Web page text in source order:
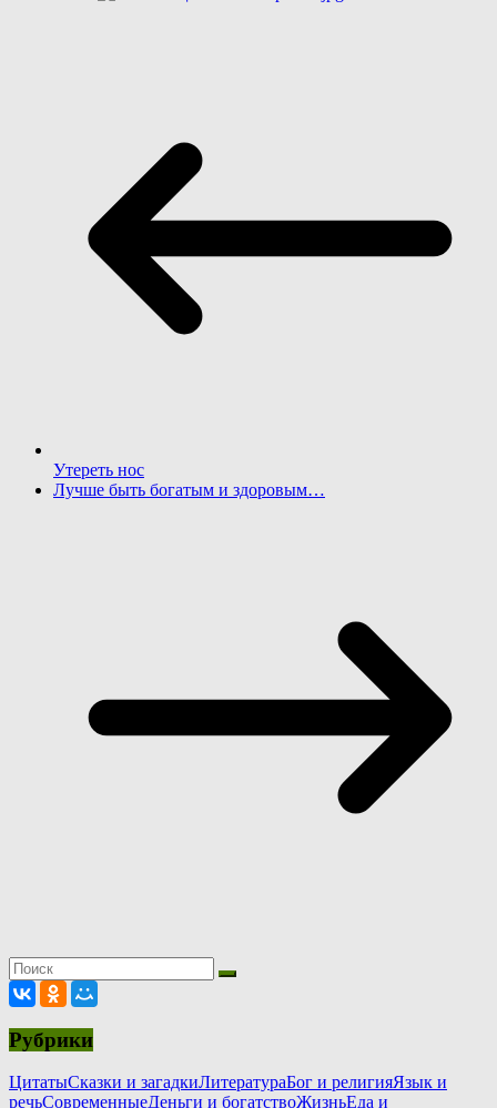
Утереть нос
Лучше быть богатым и здоровым…
Рубрики
ЦитатыСказки и загадкиЛитератураБог и религияЯзык и
речьСовременныеДеньги и богатствоЖизньЕда и